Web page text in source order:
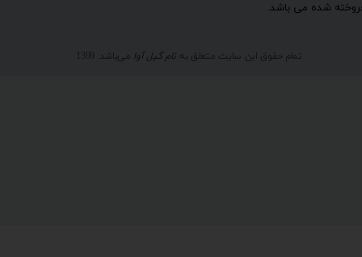
شده می باشد.
تمام حقوق این سایت متعلق به نام گیل آوا می‌باشد. 1399